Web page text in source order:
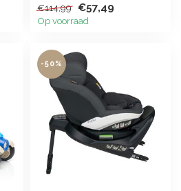
SmartMax onderdel...
€114,99 €57,49
Op voorraad
-50%